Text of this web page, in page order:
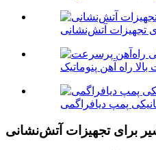
تجهیزات آتش‌نشانی
پمپ دیافراگمی
برای تجهیزات آتش‌نشانی